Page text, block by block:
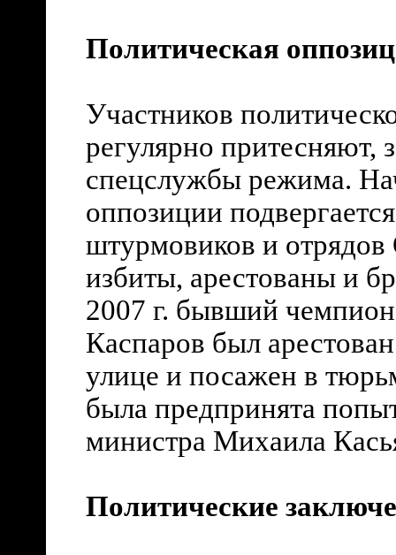
Политическая
Участников
регулярно притесняют,
спецслужбы режима.
оппозиции
штурмовиков и
избиты, арестованы и
2007 г. бывший
Каспаров был
улице и посажен в
была предпринята
министра Михаила
Политические